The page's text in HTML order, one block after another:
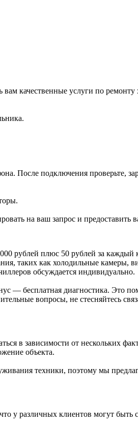
качественные услуги по ремонту
После подключения проверьте,
на ваш запрос и
плюс 50 рублей за каждый
таких как холодильные
обсуждается индивидуально.
— бесплатная диагностика.
вопросы, не стесняйтесь
в зависимости от нескольких
объекта.
техники, поэтому мы
у различных клиентов могут быть